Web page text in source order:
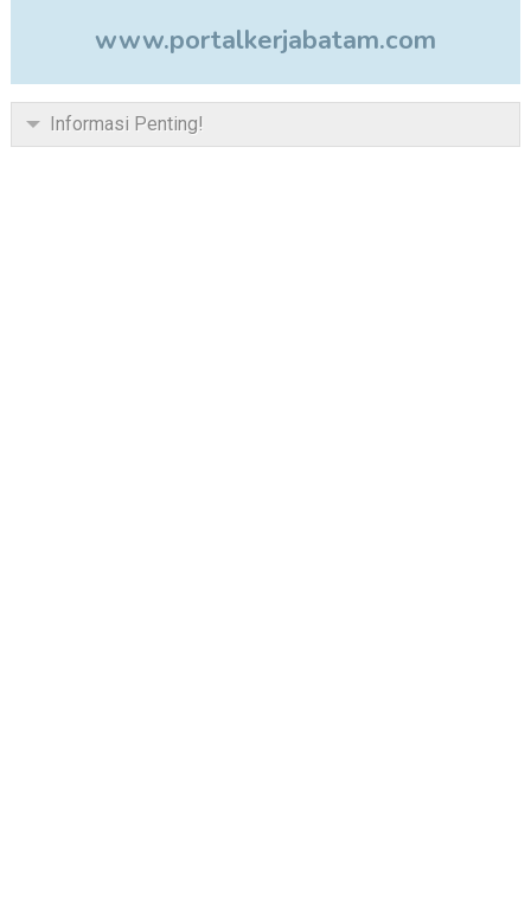
www.portalkerjabatam.com
Informasi Penting!